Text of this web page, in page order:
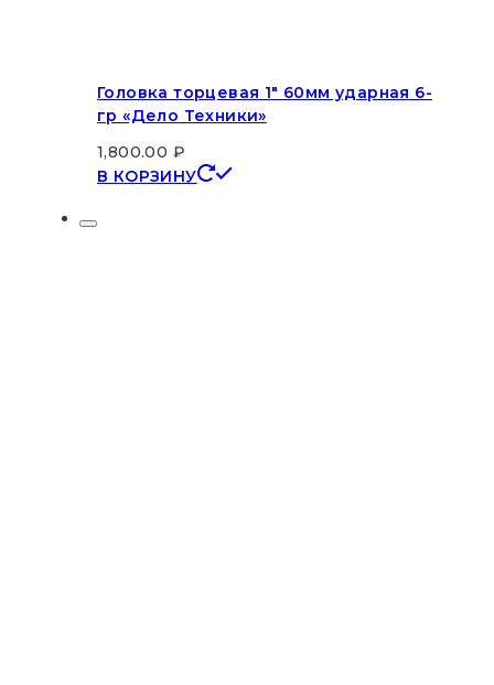
Головка торцевая 1″ 60мм ударная 6-
гр «Дело Техники»
1,800.00 ₽
В КОРЗИНУ